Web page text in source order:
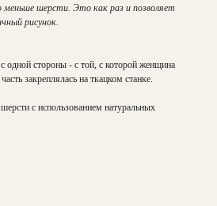
меньше шерсти. Это как раз и позволяет
рисунок.
одной стороны - с той, с которой женщина
закреплялась на ткацком станке.
с использованием натуральных